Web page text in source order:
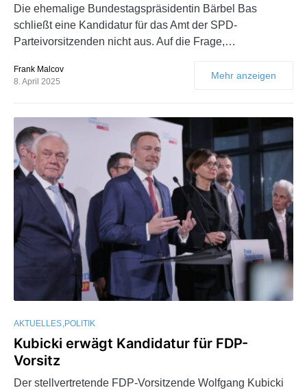
Die ehemalige Bundestagspräsidentin Bärbel Bas
schließt eine Kandidatur für das Amt der SPD-
Parteivorsitzenden nicht aus. Auf die Frage,…
Frank Malcov
8. April 2025
Mehr anzeigen
AKTUELLES POLITIK
Kubicki erwägt Kandidatur für FDP-
Vorsitz
Der stellvertretende FDP-Vorsitzende Wolfgang Kubicki